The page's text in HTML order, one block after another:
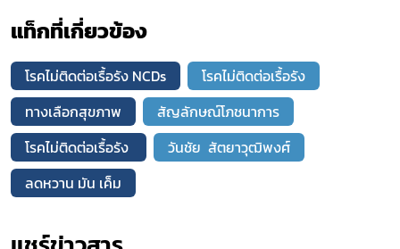
แท็กที่เกี่ยวข้อง
โรคไม่ติดต่อเรื้อรัง NCDs
โรคไม่ติดต่อเรื้อรัง
ทางเลือกสุขภาพ
สัญลักษณ์โภชนาการ
โรคไม่ติดต่อเรื้อรัง
วันชัย สัตยาวุฒิพงศ์
ลดหวาน มัน เค็ม